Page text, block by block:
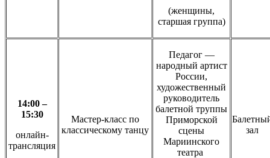
(женщины,
старшая группа)
14:00 –
15:30
онлайн-
трансляция
Мастер-класс по
классическому танцу
Педагог —
народный артист
России,
художественный
руководитель
балетной труппы
Приморской
сцены
Мариинского
театра
зал